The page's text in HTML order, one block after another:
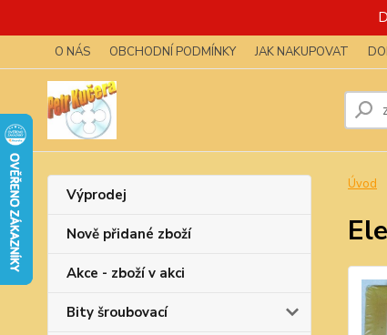
O NÁS OBCHODNÍ PODMÍNKY JAK NAKUPOVAT
Výprodej
Nově přidané zboží
Akce - zboží v akci
Bity šroubovací
Úvod